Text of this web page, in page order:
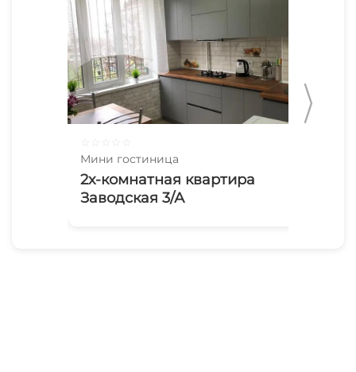
Мини гостиница
2х-комнатная квартира
Заводская 3/А